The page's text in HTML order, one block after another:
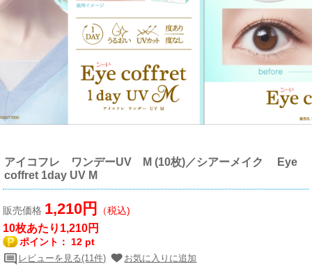
アイコフレ ワンデーUV M (10枚)／シアーメイク Eye
coffret 1day UV M
販売価格 1,210円 （税込)
10枚あたり1,210円
ポイント： 12 pt
レビューを見る(11件) お気に入りに追加